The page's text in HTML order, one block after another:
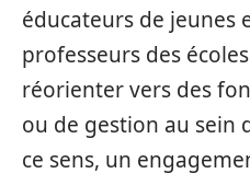
éducateurs de jeunes
professeurs des
réorienter vers des
ou de gestion au sein
ce sens, un